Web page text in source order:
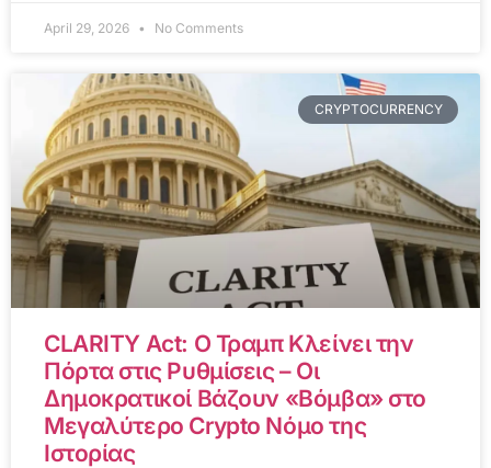
April 29, 2026 No Comments
CRYPTOCURRENCY
CLARITY Act: Ο Τραμπ Κλείνει την
Πόρτα στις Ρυθμίσεις – Οι
Δημοκρατικοί Βάζουν «Βόμβα» στο
Μεγαλύτερο Crypto Νόμο της
Ιστορίας